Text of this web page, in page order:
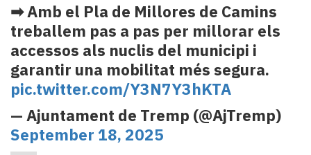
➡ Amb el Pla de Millores de Camins
treballem pas a pas per millorar els
accessos als nuclis del municipi i
garantir una mobilitat més segura.
pic.twitter.com/Y3N7Y3hKTA
— Ajuntament de Tremp (@AjTremp)
September 18, 2025